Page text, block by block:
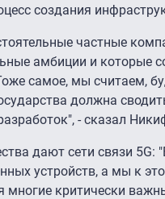
создания
частные
амбиции и которые
самое, мы считаем,
должна
- сказал
дают сети связи 5G:
устройств, а мы к
многие критически